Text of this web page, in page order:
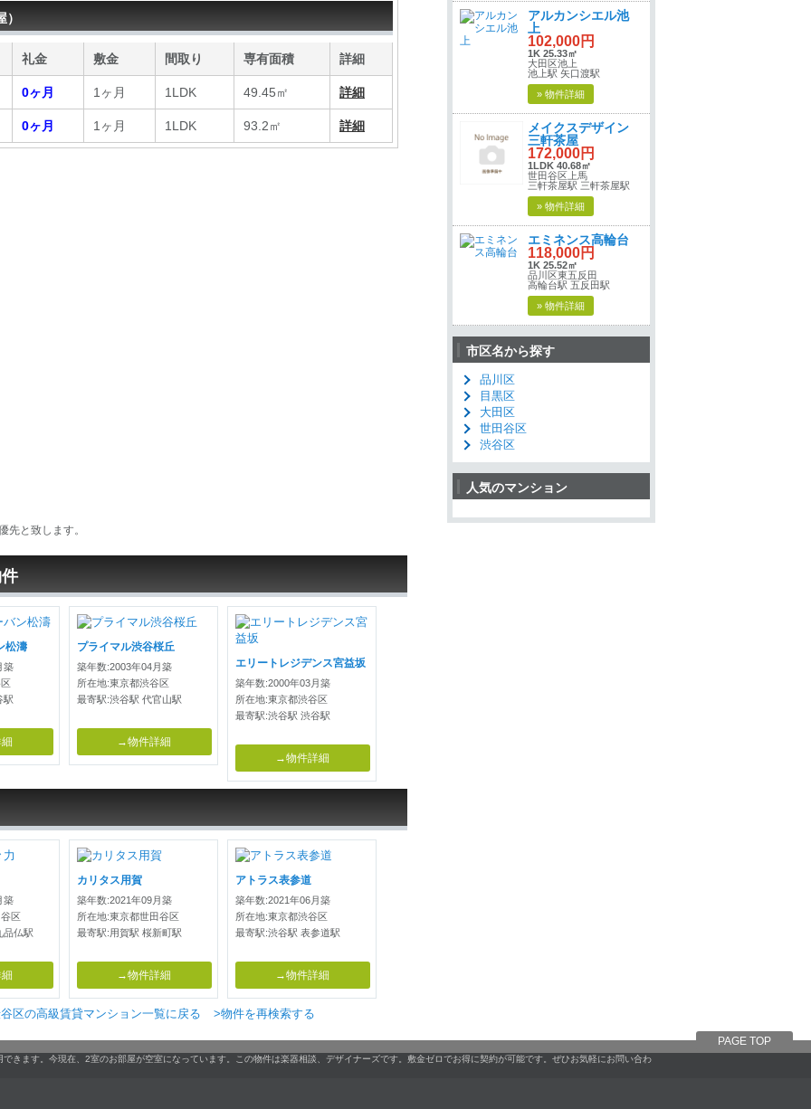
礼金 敷金 間取り 専有面積 詳細
0ヶ月 1ヶ月 1LDK 49.45㎡ 詳細
0ヶ月 1ヶ月 1LDK 93.2㎡ 詳細
と致します。
松濤
築
駅
プライマル渋谷桜丘
築年数:2003年04月築
所在地:東京都渋谷区
最寄駅:渋谷駅 代官山駅
→物件詳細
エリートレジデンス宮益坂
築年数:2000年03月築
所在地:東京都渋谷区
最寄駅:渋谷駅 渋谷駅
→物件詳細
築
区
品仏駅
カリタス用賀
築年数:2021年09月築
所在地:東京都世田谷区
最寄駅:用賀駅 桜新町駅
→物件詳細
アトラス表参道
築年数:2021年06月築
所在地:東京都渋谷区
最寄駅:渋谷駅 表参道駅
→物件詳細
区の高級賃貸マンション一覧に戻る >物件を再検索する
アルカンシエル池
上
102,000円
1K 25.33㎡
大田区池上
池上駅 矢口渡駅
» 物件詳細
メイクスデザイン
三軒茶屋
172,000円
1LDK 40.68㎡
世田谷区上馬
三軒茶屋駅 三軒茶屋駅
» 物件詳細
エミネンス高輪台
118,000円
1K 25.52㎡
品川区東五反田
高輪台駅 五反田駅
» 物件詳細
市区名から探す
品川区
目黒区
大田区
世田谷区
渋谷区
人気のマンション
PAGE TOP
きます。今現在、2室のお部屋が空室になっています。この物件は楽器相談、デザイナーズです。敷金ゼロでお得に契約が可能です。ぜひお気軽にお問い合わ